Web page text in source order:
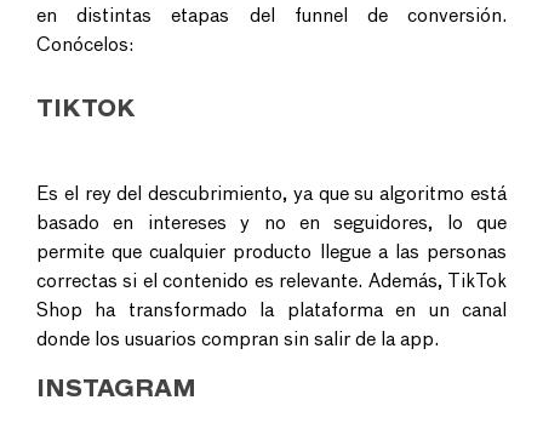
en distintas etapas del funnel de conversión.
Conócelos:
TIKTOK
Es el rey del descubrimiento, ya que su algoritmo está
basado en intereses y no en seguidores, lo que
permite que cualquier producto llegue a las personas
correctas si el contenido es relevante. Además, TikTok
Shop ha transformado la plataforma en un canal
donde los usuarios compran sin salir de la app.
INSTAGRAM